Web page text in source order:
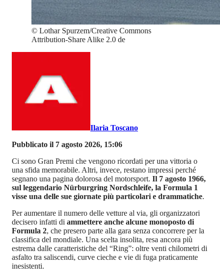
© Lothar Spurzem/Creative Commons
Attribution-Share Alike 2.0 de
Ilaria Toscano
Pubblicato il 7 agosto 2026, 15:06
Ci sono Gran Premi che vengono ricordati per una vittoria o
una sfida memorabile. Altri, invece, restano impressi perché
segnano una pagina dolorosa del motorsport. Il 7 agosto 1966,
sul leggendario Nürburgring Nordschleife, la Formula 1
visse una delle sue giornate più particolari e drammatiche.
Per aumentare il numero delle vetture al via, gli organizzatori
decisero infatti di ammettere anche alcune monoposto di
Formula 2, che presero parte alla gara senza concorrere per la
classifica del mondiale. Una scelta insolita, resa ancora più
estrema dalle caratteristiche del “Ring”: oltre venti chilometri di
asfalto tra saliscendi, curve cieche e vie di fuga praticamente
inesistenti.